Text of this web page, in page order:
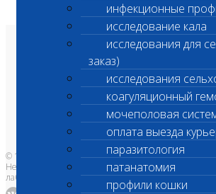
инфекционные
исследование кала
исследования для
заказ)
исследования
коагуляционный
мочеполовая
оплата выезда
паразитология
патанатомия
профили кошки
О лаборатории
Анализы и цены
Ветеринарные центры
Владельцам
Врачам и клиникам
Бланки лаборатории
Банк донорской крови
Адреса лабораторий
© 1996-2026
Независимая ветеринарная
лаборатория Шанс Био